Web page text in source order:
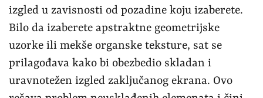
izgled u zavisnosti od pozadine koju izaberete.
Bilo da izaberete apstraktne geometrijske
uzorke ili mekše organske teksture, sat se
prilagođava kako bi obezbedio skladan i
uravnotežen izgled zaključanog ekrana. Ovo